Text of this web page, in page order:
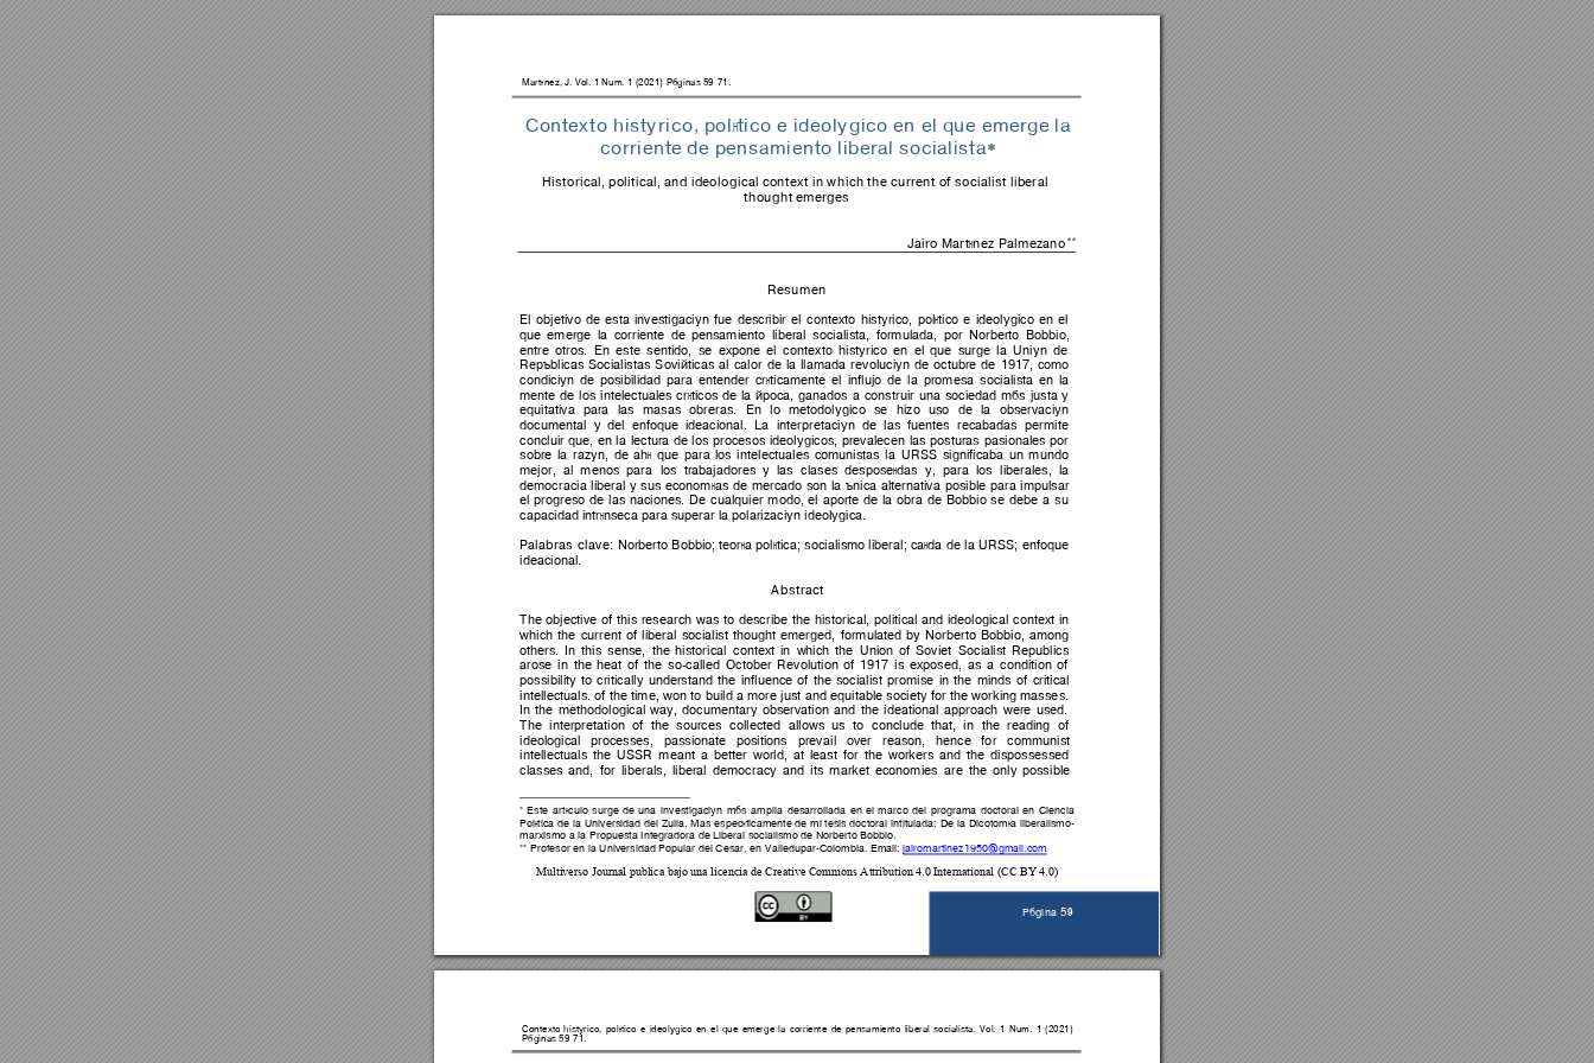
Contexto histórico, político e ideológico en el que emerge la
corriente de pensamiento liberal socialista
Historical, political, and ideological context in which the current of socialist liberal
thought emerges
Jairo Martínez Palmezano 
Resumen
El objetivo de esta investigación fue describir el contexto histórico, político e ideológico en el
que emerge la corriente de pensamiento liberal socialista, formulada, por Norberto
Bobbio,
entre otros. En este sentido, se expone el contexto histórico en el que surge la Unión de
Repúblicas Socialistas Soviéticas al calor de la llamada revolución de octubre de 1917, como
condición de posibilidad para entender críticamente el influjo de la promesa socialista en la
mente de los intelectuales críticos de la época, ganados a construir una sociedad más justa y
equitativa para las masas obreras. En lo metodológico se hizo uso de la
observación
documental y del enfoque ideacional. La interpretación de las fuentes recabadas permite
concluir que, en la lectura de los procesos ideológicos, prevalecen las posturas pasionales por
sobre la razón, de ahí que para los intelectuales comunistas la URSS significaba un mundo
mejor,
al menos para los trabajadores y las clases desposeídas y, para los liberales,
la
democracia liberal y sus economías de mercado son la única alternativa posible para impulsar
el progreso de las naciones. De cualquier modo, el aporte de la obra de Bobbio se debe a su
capacidad intrínseca para superar la polarización ideológica.
Palabras clave: Norberto Bobbio; teoría política; socialismo liberal; caída de la URSS; enfoque
ideacional.
Abstract
The objective of this research was to describe the historical, political and ideological context in
which the current of liberal socialist thought emerged, formulated by Norberto Bobbio, among
others.
In this sense, the historical context in which the Union of Soviet Socialist Republics
arose in the heat of the so-called October Revolution of 1917 is exposed, as a condition of
possibility to critically understand the influence of the socialist promise in the minds of critical
intellectuals. of the time, won to build a more just and equitable society for the working masses.
In the methodological way, documentary observation and the ideational approach were used.
The interpretation of the sources collected allows us to conclude that, in the reading of
ideological
processes, passionate positions prevail over reason, hence for
communist
intellectuals the USSR meant a better world, at least for the workers and the dispossessed
classes and, for liberals, liberal democracy and its market economies are the only possible
 Este artículo surge de una investigación más amplia desarrollada en el marco del programa doctoral en Ciencia
Política de la Universidad del Zulia. Mas específicamente de mi tesis doctoral intitulada: De la Dicotomía liberalismo-
marxismo a la Propuesta Integradora de Liberal socialismo de Norberto Bobbio.
 Profesor en la Universidad Popular del Cesar, en Valledupar-Colombia. Email: jairomartinez1950@gmail.com
Martínez, J. Vol. 1 Num. 1 (2021) Páginas 59 71.
Multiverso Journal publica bajo una licencia de Creative Commons Attribution 4.0 International (CC BY 4.0)
Página 59
Contexto histórico, político e ideológico en el que emerge la corriente de pensamiento liberal socialista. Vol. 1 Num. 1 (2021)
Páginas 59 -71